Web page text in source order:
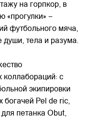
на горпкор, в
«прогулки» –
футбольного мяча,
тела и разума.
коллабораций: с
экипировки
богачей Pel de ric,
петанка Obut,